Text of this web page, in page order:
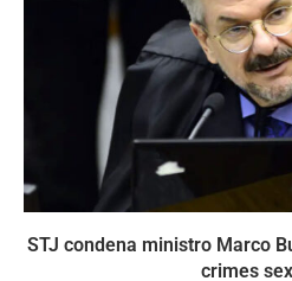
STJ condena ministro Marco
crimes